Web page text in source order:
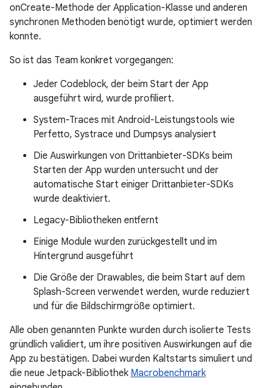
onCreate-Methode der Application-Klasse und anderen
synchronen Methoden benötigt wurde, optimiert werden
konnte.
So ist das Team konkret vorgegangen:
Jeder Codeblock, der beim Start der App
ausgeführt wird, wurde profiliert.
System-Traces mit Android-Leistungstools wie
Perfetto, Systrace und Dumpsys analysiert
Die Auswirkungen von Drittanbieter-SDKs beim
Starten der App wurden untersucht und der
automatische Start einiger Drittanbieter-SDKs
wurde deaktiviert.
Legacy-Bibliotheken entfernt
Einige Module wurden zurückgestellt und im
Hintergrund ausgeführt
Die Größe der Drawables, die beim Start auf dem
Splash-Screen verwendet werden, wurde reduziert
und für die Bildschirmgröße optimiert.
Alle oben genannten Punkte wurden durch isolierte Tests
gründlich validiert, um ihre positiven Auswirkungen auf die
App zu bestätigen. Dabei wurden Kaltstarts simuliert und
die neue Jetpack-Bibliothek Macrobenchmark